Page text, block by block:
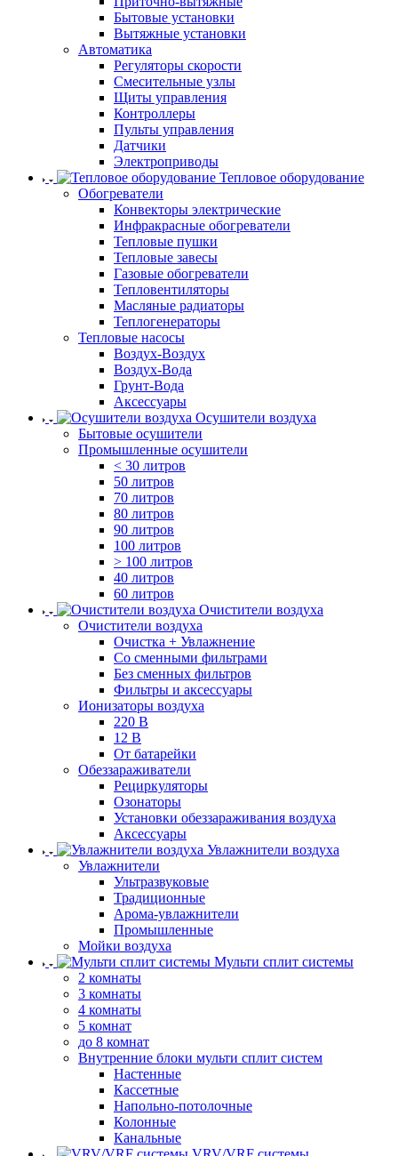
Бытовые установки
Вытяжные установки
Автоматика
Регуляторы скорости
Смесительные узлы
Щиты управления
Контроллеры
Пульты управления
Датчики
Электроприводы
Тепловое оборудование
Обогреватели
Конвекторы электрические
Инфракрасные обогреватели
Тепловые пушки
Тепловые завесы
Газовые обогреватели
Тепловентиляторы
Масляные радиаторы
Теплогенераторы
Тепловые насосы
Воздух-Воздух
Воздух-Вода
Грунт-Вода
Аксессуары
Осушители воздуха
Бытовые осушители
Промышленные осушители
< 30 литров
50 литров
70 литров
80 литров
90 литров
100 литров
> 100 литров
40 литров
60 литров
Очистители воздуха
Очистители воздуха
Очистка + Увлажнение
Cо сменными фильтрами
Без сменных фильтров
Фильтры и аксессуары
Ионизаторы воздуха
220 В
12 В
От батарейки
Обеззараживатели
Рециркуляторы
Озонаторы
Установки обеззараживания воздуха
Аксессуары
Увлажнители воздуха
Увлажнители
Ультразвуковые
Традиционные
Арома-увлажнители
Промышленные
Мойки воздуха
Мульти сплит системы
2 комнаты
3 комнаты
4 комнаты
5 комнат
до 8 комнат
Внутренние блоки мульти сплит систем
Настенные
Кассетные
Напольно-потолочные
Колонные
Канальные